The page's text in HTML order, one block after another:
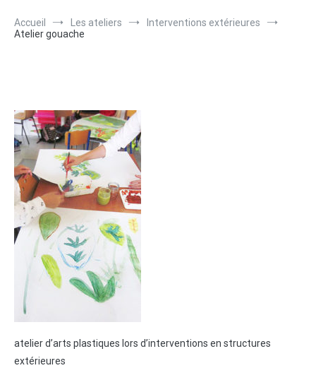
Accueil Les ateliers
Interventions extérieures
Atelier gouache
atelier d’arts plastiques lors d’interventions en structures
extérieures